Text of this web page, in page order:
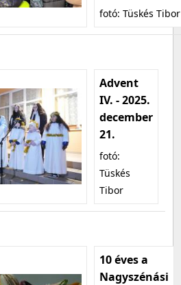
fotó: Tüskés Tibor
Advent
IV. - 2025.
december
21.
fotó:
Tüskés
Tibor
10 éves a
Nagyszénási